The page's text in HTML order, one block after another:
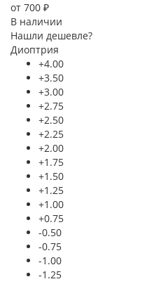
от 700 ₽
В наличии
Нашли дешевле?
Диоптрия
+4.00
+3.50
+3.00
+2.75
+2.50
+2.25
+2.00
+1.75
+1.50
+1.25
+1.00
+0.75
-0.50
-0.75
-1.00
-1.25